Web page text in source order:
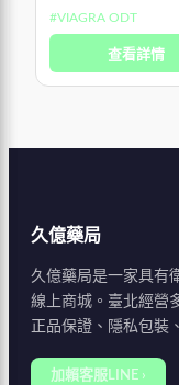
的專用口服藥物，並
蒙製劑，也不是所
藥」。 它的作用機
擇性放鬆陰莖海綿
#VIAGRA ODT
查看詳情
久億藥局
久億藥局是一家具有
線上商城。臺北經營
正品保證、隱私包裝
加賴客服LINE ›